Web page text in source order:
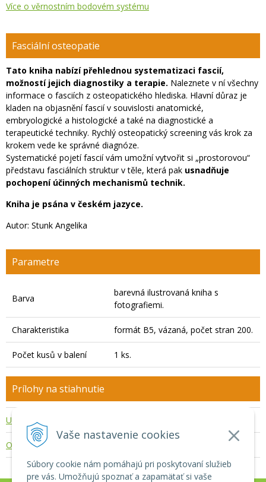
Vaše nastavenie cookies
Súbory cookie nám pomáhajú pri poskytovaní služieb
pre vás. Umožňujú spoznať a zapamätať si vaše
Více o věrnostním bodovém systému
Fasciální osteopatie
Tato kniha nabízí přehlednou systematizaci fascií,
možností jejich diagnostiky a terapie. Naleznete v ní všechny
informace o fasciích z osteopatického hlediska. Hlavní důraz je
kladen na objasnění fascií v souvislosti anatomické,
embryologické a histologické a také na diagnostické a
terapeutické techniky. Rychlý osteopatický screening vás krok za
krokem vede ke správné diagnóze.
Systematické pojetí fascií vám umožní vytvořit si „prostorovou“
představu fasciálních struktur v těle, která pak usnadňuje
pochopení účinných mechanismů technik.
Kniha je psána v českém jazyce.
Autor: Stunk Angelika
Parametre
Barva
barevná ilustrovaná kniha s
fotografiemi.
Charakteristika formát B5, vázaná, počet stran 200.
Počet kusů v balení 1 ks.
Prílohy na stiahnutie
Ukázka knihy
Obsah knihy fascialni-osteopatie-obsah.pdf